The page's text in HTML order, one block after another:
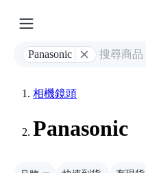
Panasonic
相機鏡頭
Panasonic